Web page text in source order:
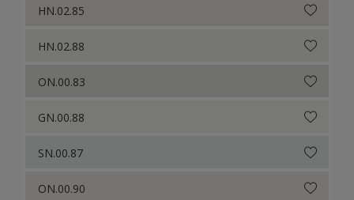
HN.02.85
HN.02.88
ON.00.83
GN.00.88
SN.00.87
ON.00.90